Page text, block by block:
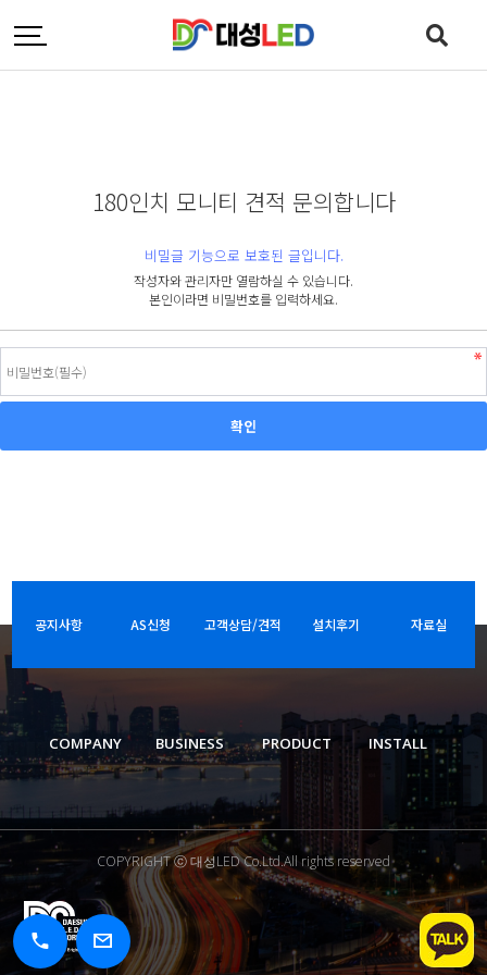
180인치 모니티 견적 문의합니다
비밀글 기능으로 보호된 글입니다.
작성자와 관리자만 열람하실 수 있습니다.
본인이라면 비밀번호를 입력하세요.
공지사항 AS신청 고객상담/견적 설치후기 자료실
COMPANY BUSINESS PRODUCT INSTALL
COPYRIGHT ⓒ 대성LED Co.Ltd.All rights reserved